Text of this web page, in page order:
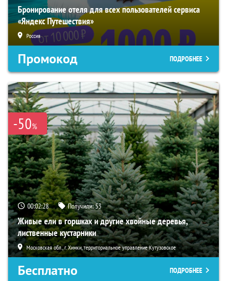
Бронирование отеля для всех пользователей сервиса
«Яндекс Путешествия»
Россия
Промокод ПОДРОБНЕЕ
-50%
00:02:27 Получили:53
Живые ели в горшках и другие хвойные деревья,
лиственные кустарники
Московская обл., г. Химки, территориальное управление Кутузовское
Бесплатно ПОДРОБНЕЕ